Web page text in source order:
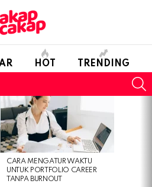
HOT TRENDING
CARA MENGATUR WAKTU
UNTUK PORTFOLIO CAREER
TANPA BURNOUT